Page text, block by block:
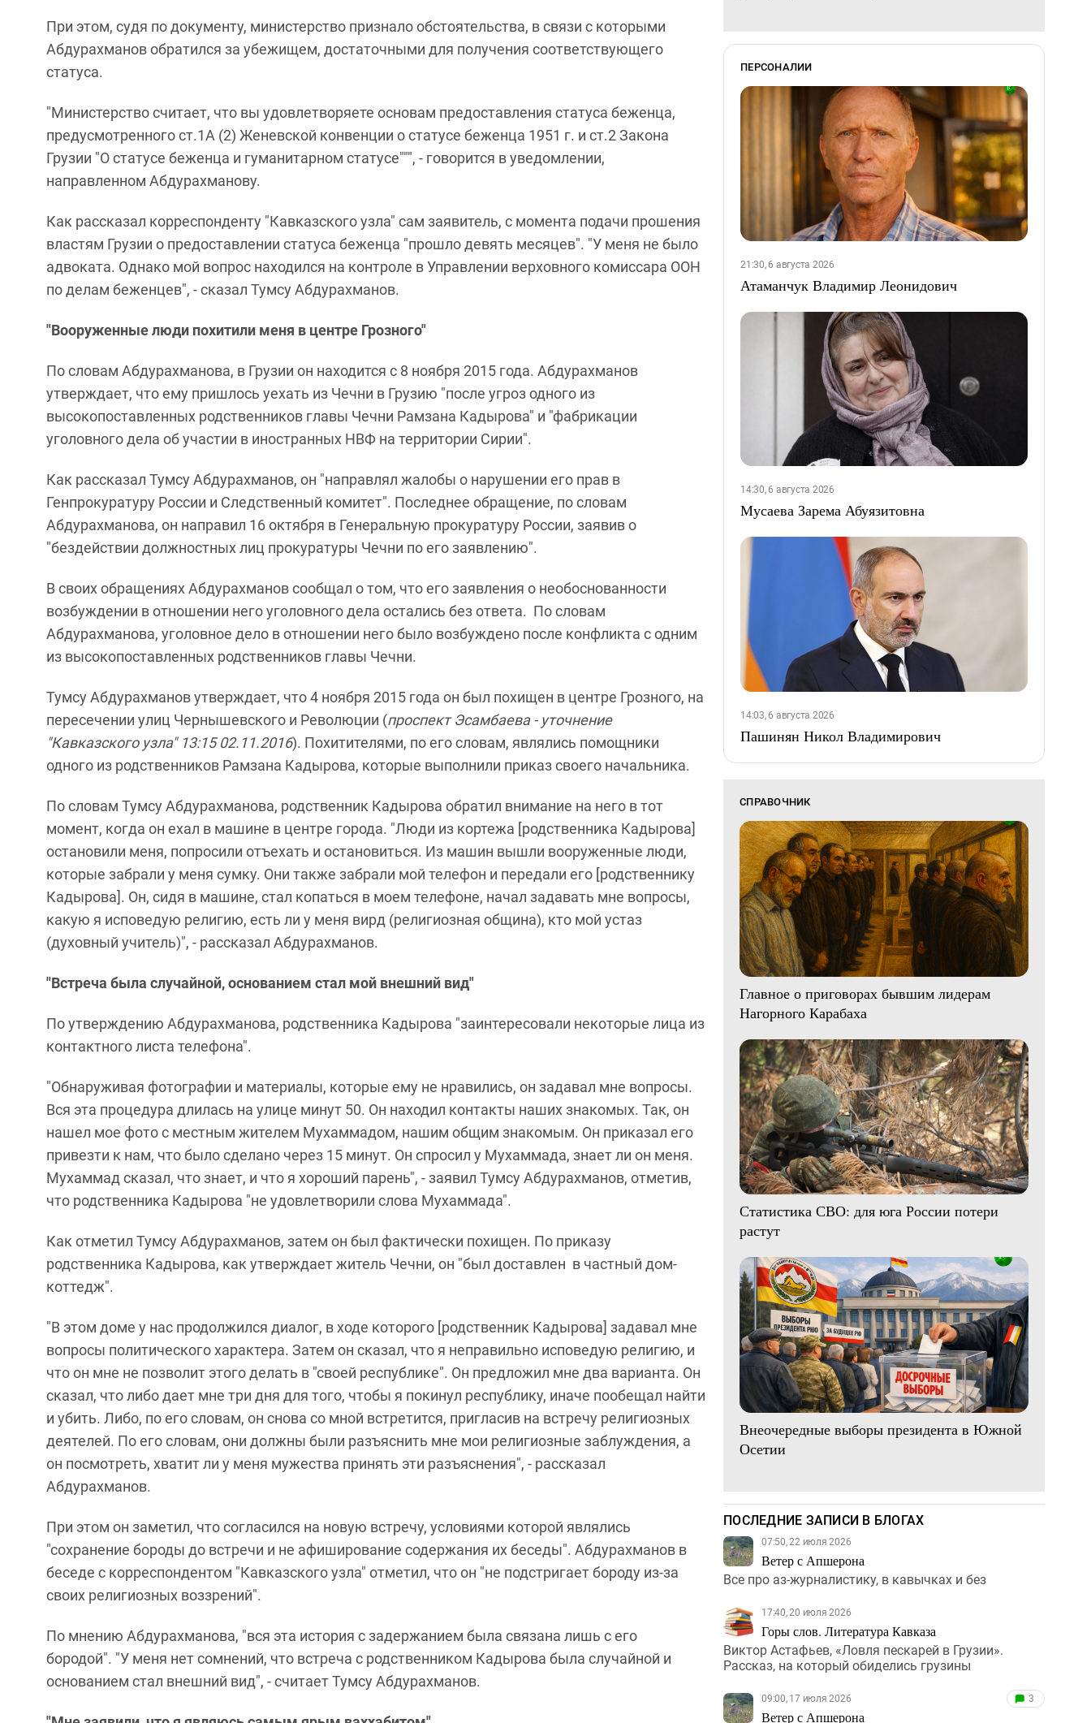
При этом, судя по документу, министерство признало обстоятельства, в связи с которыми
Абдурахманов обратился за убежищем, достаточными для получения соответствующего
статуса.
"Министерство считает, что вы удовлетворяете основам предоставления статуса беженца,
предусмотренного ст.1А (2) Женевской конвенции о статусе беженца 1951 г. и ст.2 Закона
Грузии "О статусе беженца и гуманитарном статусе""", - говорится в уведомлении,
направленном Абдурахманову.
Как рассказал корреспонденту "Кавказского узла" сам заявитель, с момента подачи прошения
властям Грузии о предоставлении статуса беженца "прошло девять месяцев". "У меня не было
адвоката. Однако мой вопрос находился на контроле в Управлении верховного комиссара ООН
по делам беженцев", - сказал Тумсу Абдурахманов.
"Вооруженные люди похитили меня в центре Грозного"
По словам Абдурахманова, в Грузии он находится с 8 ноября 2015 года. Абдурахманов
утверждает, что ему пришлось уехать из Чечни в Грузию "после угроз одного из
высокопоставленных родственников главы Чечни Рамзана Кадырова" и "фабрикации
уголовного дела об участии в иностранных НВФ на территории Сирии".
Как рассказал Тумсу Абдурахманов, он "направлял жалобы о нарушении его прав в
Генпрокуратуру России и Следственный комитет". Последнее обращение, по словам
Абдурахманова, он направил 16 октября в Генеральную прокуратуру России, заявив о
"бездействии должностных лиц прокуратуры Чечни по его заявлению".
В своих обращениях Абдурахманов сообщал о том, что его заявления о необоснованности
возбуждении в отношении него уголовного дела остались без ответа. По словам
Абдурахманова, уголовное дело в отношении него было возбуждено после конфликта с одним
из высокопоставленных родственников главы Чечни.
Тумсу Абдурахманов утверждает, что 4 ноября 2015 года он был похищен в центре Грозного, на
пересечении улиц Чернышевского и Революции (проспект Эсамбаева - уточнение
"Кавказского узла" 13:15 02.11.2016). Похитителями, по его словам, являлись помощники
одного из родственников Рамзана Кадырова, которые выполнили приказ своего начальника.
По словам Тумсу Абдурахманова, родственник Кадырова обратил внимание на него в тот
момент, когда он ехал в машине в центре города. "Люди из кортежа [родственника Кадырова]
остановили меня, попросили отъехать и остановиться. Из машин вышли вооруженные люди,
которые забрали у меня сумку. Они также забрали мой телефон и передали его [родственнику
Кадырова]. Он, сидя в машине, стал копаться в моем телефоне, начал задавать мне вопросы,
какую я исповедую религию, есть ли у меня вирд (религиозная община), кто мой устаз
(духовный учитель)", - рассказал Абдурахманов.
"Встреча была случайной, основанием стал мой внешний вид"
По утверждению Абдурахманова, родственника Кадырова "заинтересовали некоторые лица из
контактного листа телефона".
"Обнаруживая фотографии и материалы, которые ему не нравились, он задавал мне вопросы.
Вся эта процедура длилась на улице минут 50. Он находил контакты наших знакомых. Так, он
нашел мое фото с местным жителем Мухаммадом, нашим общим знакомым. Он приказал его
привезти к нам, что было сделано через 15 минут. Он спросил у Мухаммада, знает ли он меня.
Мухаммад сказал, что знает, и что я хороший парень", - заявил Тумсу Абдурахманов, отметив,
что родственника Кадырова "не удовлетворили слова Мухаммада".
Как отметил Тумсу Абдурахманов, затем он был фактически похищен. По приказу
родственника Кадырова, как утверждает житель Чечни, он "был доставлен в частный дом-
коттедж".
"В этом доме у нас продолжился диалог, в ходе которого [родственник Кадырова] задавал мне
вопросы политического характера. Затем он сказал, что я неправильно исповедую религию, и
что он мне не позволит этого делать в "своей республике". Он предложил мне два варианта. Он
сказал, что либо дает мне три дня для того, чтобы я покинул республику, иначе пообещал найти
и убить. Либо, по его словам, он снова со мной встретится, пригласив на встречу религиозных
деятелей. По его словам, они должны были разъяснить мне мои религиозные заблуждения, а
он посмотреть, хватит ли у меня мужества принять эти разъяснения", - рассказал
Абдурахманов.
При этом он заметил, что согласился на новую встречу, условиями которой являлись
"сохранение бороды до встречи и не афиширование содержания их беседы". Абдурахманов в
беседе с корреспондентом "Кавказского узла" отметил, что он "не подстригает бороду из-за
своих религиозных воззрений".
По мнению Абдурахманова, "вся эта история с задержанием была связана лишь с его
бородой". "У меня нет сомнений, что встреча с родственником Кадырова была случайной и
основанием стал внешний вид", - считает Тумсу Абдурахманов.
ПЕРСОНАЛИИ
21:30, 6 августа 2026
Атаманчук Владимир Леонидович
14:30, 6 августа 2026
Мусаева Зарема Абуязитовна
14:03, 6 августа 2026
Пашинян Никол Владимирович
СПРАВОЧНИК
Главное о приговорах бывшим лидерам
Нагорного Карабаха
Статистика СВО: для юга России потери
растут
Внеочередные выборы президента в Южной
Осетии
ПОСЛЕДНИЕ ЗАПИСИ В БЛОГАХ
07:50, 22 июля 2026
Ветер с Апшерона
Все про аз-журналистику, в кавычках и без
17:40, 20 июля 2026
Горы слов. Литература Кавказа
Виктор Астафьев, «Ловля пескарей в Грузии».
Рассказ, на который обиделись грузины
09:00, 17 июля 2026
Ветер с Апшерона
3